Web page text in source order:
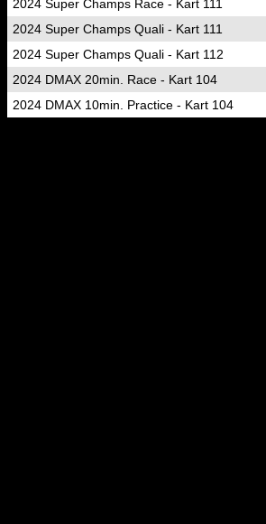
2024 Super Champs Race - Kart 111
2024 Super Champs Quali - Kart 111
2024 Super Champs Quali - Kart 112
2024 DMAX 20min. Race - Kart 104
2024 DMAX 10min. Practice - Kart 104